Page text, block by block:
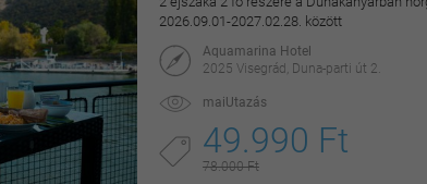
2026.09.01-2027.02.28. között
Aquamarina Hotel
2025 Visegrád, Duna-parti út 2.
maiUtazás
49.990 Ft
78.000 Ft